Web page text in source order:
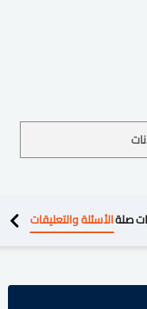
صلةالأسئلة والتعليقات